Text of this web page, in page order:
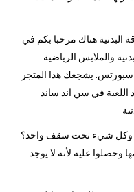
البدنية هناك مرحبا بكم في
والملابس الرياضية
يشجعك هذا المتجر
اللعبة في سن اند ساند
وكل شيء تحت سقف واحد؟
وحصلوا عليه لأنه لا يوجد